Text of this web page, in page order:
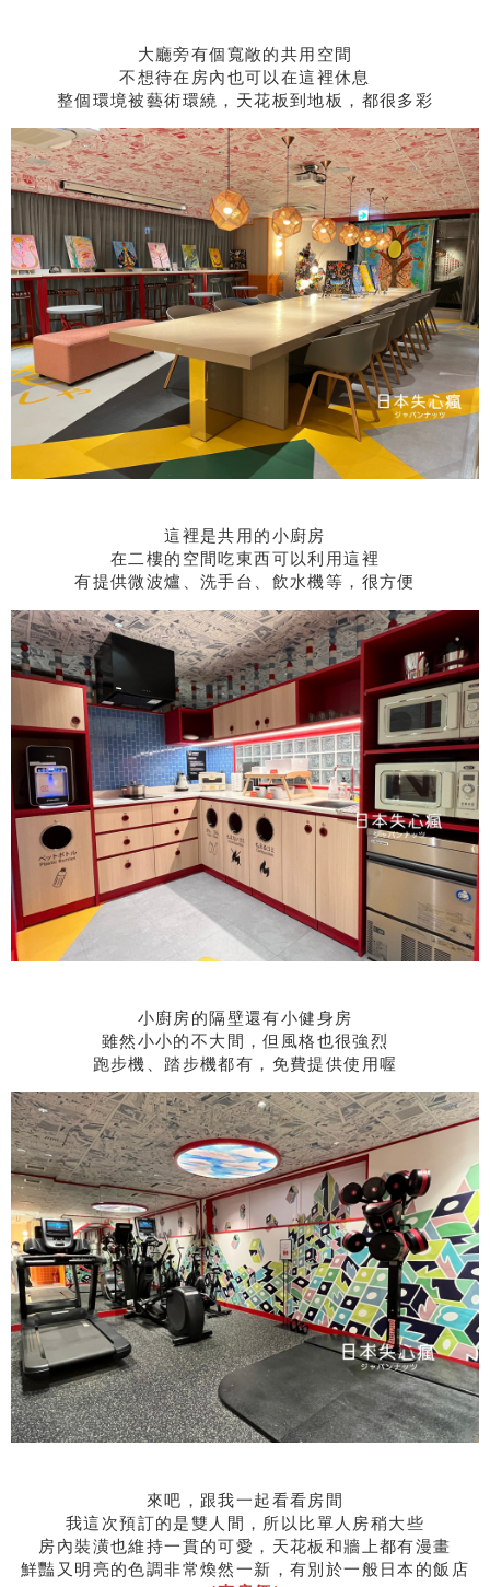
大廳旁有個寬敞的共用空間
不想待在房內也可以在這裡休息
整個環境被藝術環繞，天花板到地板，都很多彩
這裡是共用的小廚房
在二樓的空間吃東西可以利用這裡
有提供微波爐、洗手台、飲水機等，很方便
小廚房的隔壁還有小健身房
雖然小小的不大間，但風格也很強烈
跑步機、踏步機都有，免費提供使用喔
來吧，跟我一起看看房間
我這次預訂的是雙人間，所以比單人房稍大些
房內裝潢也維持一貫的可愛，天花板和牆上都有漫畫
鮮豔又明亮的色調非常煥然一新，有別於一般日本的飯店